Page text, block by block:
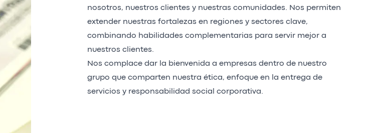
nosotros, nuestros clientes y nuestras comunidades. Nos permiten
extender nuestras fortalezas en regiones y sectores clave,
combinando habilidades complementarias para servir mejor a
nuestros clientes.
Nos complace dar la bienvenida a empresas dentro de nuestro
grupo que comparten nuestra ética, enfoque en la entrega de
servicios y responsabilidad social corporativa.